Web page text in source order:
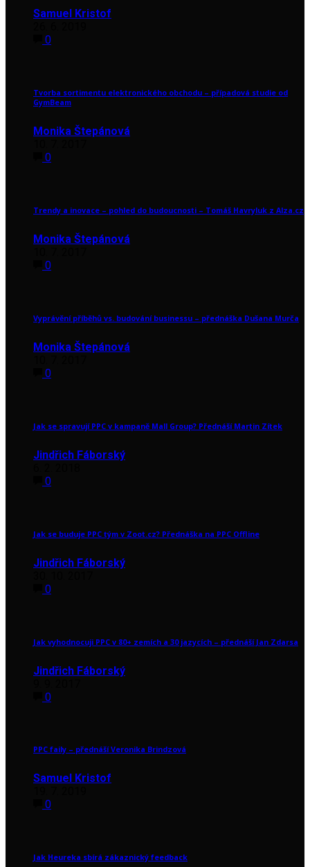
Samuel Kristof
0
Tvorba sortimentu elektronického obchodu – případová studie od
GymBeam
Monika Štepánová
0
Trendy a inovace – pohled do budoucnosti – Tomáš Havryluk z Alza.cz
Monika Štepánová
0
Vyprávění příběhů vs. budování businessu – přednáška Dušana Murča
Monika Štepánová
0
Jak se spravují PPC v kampaně Mall Group? Přednáší Martin Zítek
Jindřich Fáborský
0
Jak se buduje PPC tým v Zoot.cz? Přednáška na PPC Offline
Jindřich Fáborský
0
Jak vyhodnocuji PPC v 80+ zemích a 30 jazycích – přednáší Jan Zdarsa
Jindřich Fáborský
0
PPC faily – přednáší Veronika Brindzová
Samuel Kristof
0
Jak Heureka sbírá zákaznický feedback